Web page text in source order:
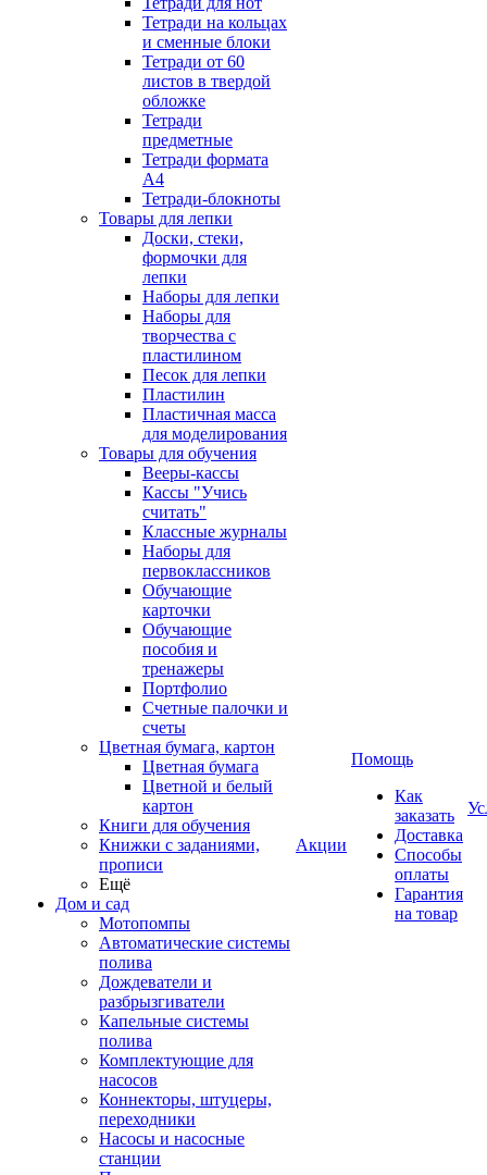
Тетради на кольцах
и сменные блоки
Тетради от 60
листов в твердой
обложке
Тетради
предметные
Тетради формата
А4
Тетради-блокноты
Товары для лепки
Доски, стеки,
формочки для
лепки
Наборы для лепки
Наборы для
творчества с
пластилином
Песок для лепки
Пластилин
Пластичная масса
для моделирования
Товары для обучения
Вееры-кассы
Кассы "Учись
считать"
Классные журналы
Наборы для
первоклассников
Обучающие
карточки
Обучающие
пособия и
тренажеры
Портфолио
Счетные палочки и
счеты
Цветная бумага, картон
Цветная бумага
Цветной и белый
картон
Книги для обучения
Книжки с заданиями,
прописи
Ещё
Дом и сад
Мотопомпы
Автоматические системы
полива
Дождеватели и
разбрызгиватели
Капельные системы
полива
Комплектующие для
насосов
Коннекторы, штуцеры,
переходники
Насосы и насосные
станции
Акции
Помощь
Как
заказать
Доставка
Способы
оплаты
Гарантия
на товар